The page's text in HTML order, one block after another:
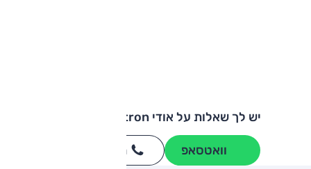
יש לך שאלות על אודי e-tron ספורטבק?
וואטסאפ חייגו